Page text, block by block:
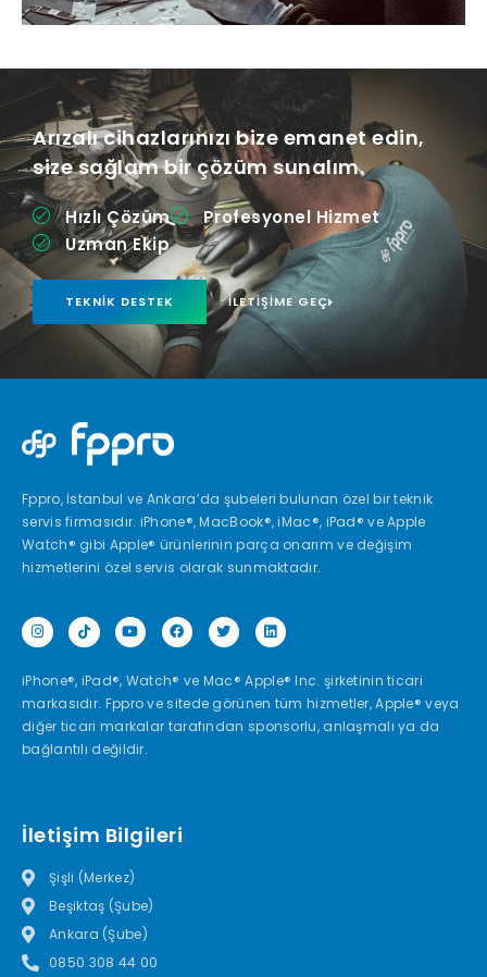
Arızalı cihazlarınızı bize emanet edin,
size sağlam bir çözüm sunalım.
Hızlı Çözüm
Profesyonel Hizmet
Uzman Ekip
TEKNIK DESTEK İLETIŞIME GEÇ
Fppro, İstanbul ve Ankara’da şubeleri bulunan özel bir teknik
servis firmasıdır. iPhone®, MacBook®, iMac®, iPad® ve Apple
Watch® gibi Apple® ürünlerinin parça onarım ve değişim
hizmetlerini özel servis olarak sunmaktadır.
iPhone®, iPad®, Watch® ve Mac® Apple® Inc. şirketinin ticari
markasıdır. Fppro ve sitede görünen tüm hizmetler, Apple® veya
diğer ticari markalar tarafından sponsorlu, anlaşmalı ya da
bağlantılı değildir.
İletişim Bilgileri
Şişli (Merkez)
Beşiktaş (Şube)
Ankara (Şube)
0850 308 44 00